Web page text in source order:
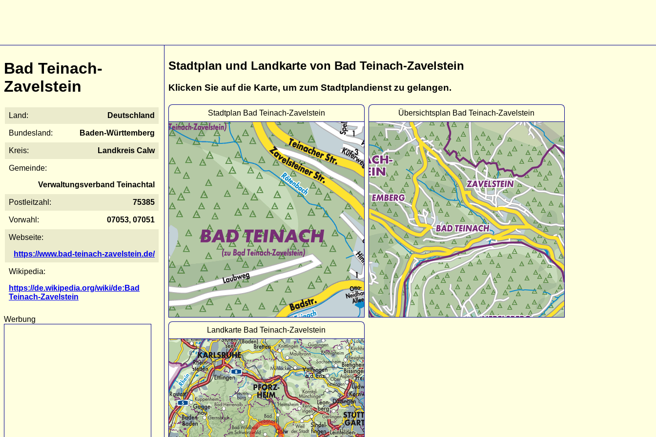
Bad Teinach-
Zavelstein
Land: Deutschland
Bundesland: Baden-Württemberg
Kreis: Landkreis Calw
Gemeinde:
Verwaltungsverband Teinachtal
Postleitzahl: 75385
Vorwahl: 07053, 07051
Webseite:
https://www.bad-teinach-zavelstein.de/
Wikipedia:
https://de.wikipedia.org/wiki/de:Bad
Teinach-Zavelstein
Werbung
Stadtplan und Landkarte von Bad Teinach-Zavelstein
Klicken Sie auf die Karte, um zum Stadtplandienst zu gelangen.
Stadtplan Bad Teinach-Zavelstein Übersichtsplan Bad Teinach-Zavelstein
Landkarte Bad Teinach-Zavelstein